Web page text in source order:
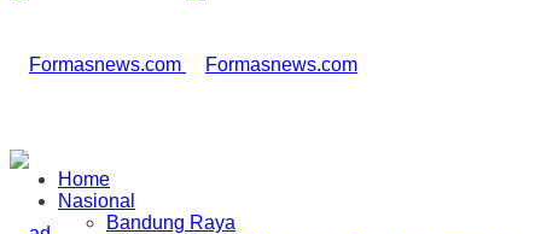
Home
Nasional
Bandung Raya